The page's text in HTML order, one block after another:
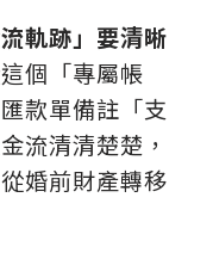
軌跡」要清晰
個「專屬帳
款單備註「支
流清清楚楚，
婚前財產轉移